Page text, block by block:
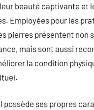
beauté captivante et
Employées pour les
pierres présentent non
mais sont aussi
la condition
possède ses propres